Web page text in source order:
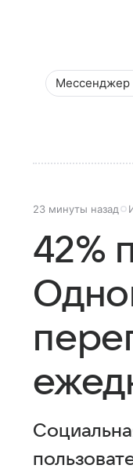
Мессенджер
23 минуты назад
42%